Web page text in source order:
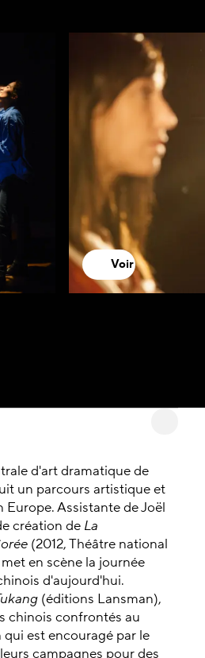
Voir
d'art dramatique de
un parcours artistique et
Europe. Assistante de Joël
création de La
(2012, Théâtre national
en scène la journée
d'aujourd'hui.
(éditions Lansman),
chinois confrontés au
est encouragé par le
campagnes pour des